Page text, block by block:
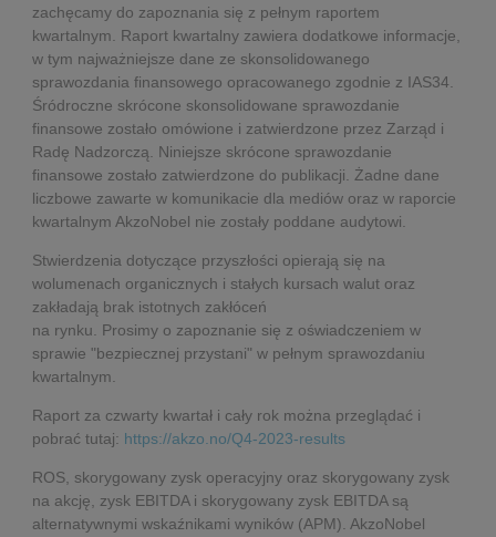
zachęcamy do zapoznania się z pełnym raportem
kwartalnym. Raport kwartalny zawiera dodatkowe informacje,
w tym najważniejsze dane ze skonsolidowanego
sprawozdania finansowego opracowanego zgodnie z IAS34.
Śródroczne skrócone skonsolidowane sprawozdanie
finansowe zostało omówione i zatwierdzone przez Zarząd i
Radę Nadzorczą. Niniejsze skrócone sprawozdanie
finansowe zostało zatwierdzone do publikacji. Żadne dane
liczbowe zawarte w komunikacie dla mediów oraz w raporcie
kwartalnym AkzoNobel nie zostały poddane audytowi.
Stwierdzenia dotyczące przyszłości opierają się na
wolumenach organicznych i stałych kursach walut oraz
zakładają brak istotnych zakłóceń
na rynku. Prosimy o zapoznanie się z oświadczeniem w
sprawie "bezpiecznej przystani" w pełnym sprawozdaniu
kwartalnym.
Raport za czwarty kwartał i cały rok można przeglądać i
pobrać tutaj: https://akzo.no/Q4-2023-results
ROS, skorygowany zysk operacyjny oraz skorygowany zysk
na akcję, zysk EBITDA i skorygowany zysk EBITDA są
alternatywnymi wskaźnikami wyników (APM). AkzoNobel